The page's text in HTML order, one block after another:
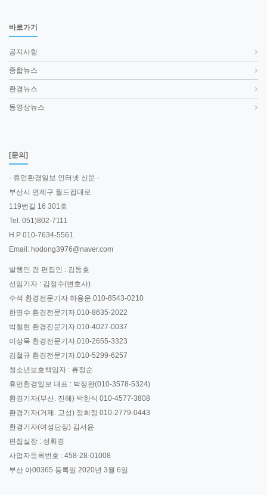
바로가기
공지사항
종합뉴스
환경뉴스
동영상뉴스
[문의]
- 휴먼환경일보 인터넷 신문 -
부산시 연제구 월드컵대로
119번길 16 301호
Tel. 051)802-7111
H.P 010-7634-5561
Email: hodong3976@naver.com
발행인 겸 편집인 : 김동호
선임기자 : 김정수(변호사)
수석 환경전문기자 하용운.010-8543-0210
한명수 환경전문기자.010-8635-2022
박철현 환경전문기자.010-4027-0037
이상묵 환경전문기자.010-2655-3323
김철규 환경전문기자.010-5299-6257
청소년보호책임자 : 류정순
휴먼환경일보 대표 : 박정완(010-3578-5324)
환경기자(부산. 진해) 박한식 010-4577-3808
환경기자(거제. 고성) 정희정 010-2779-0443
환경기자(여성단장) 김서윤
편집실장 : 성휘경
사업자등록번호 : 458-28-01008
부산 아00365 등록일 2020년 3월 6일